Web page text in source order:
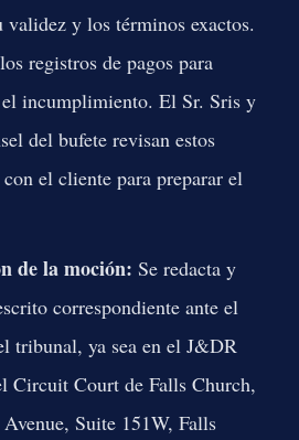
validez y los términos exactos.
registros de pagos para
incumplimiento. El Sr. Sris y
del bufete revisan estos
el cliente para preparar el
de la moción: Se redacta y
correspondiente ante el
tribunal, ya sea en el J&DR
Circuit Court de Falls Church,
Suite 151W, Falls